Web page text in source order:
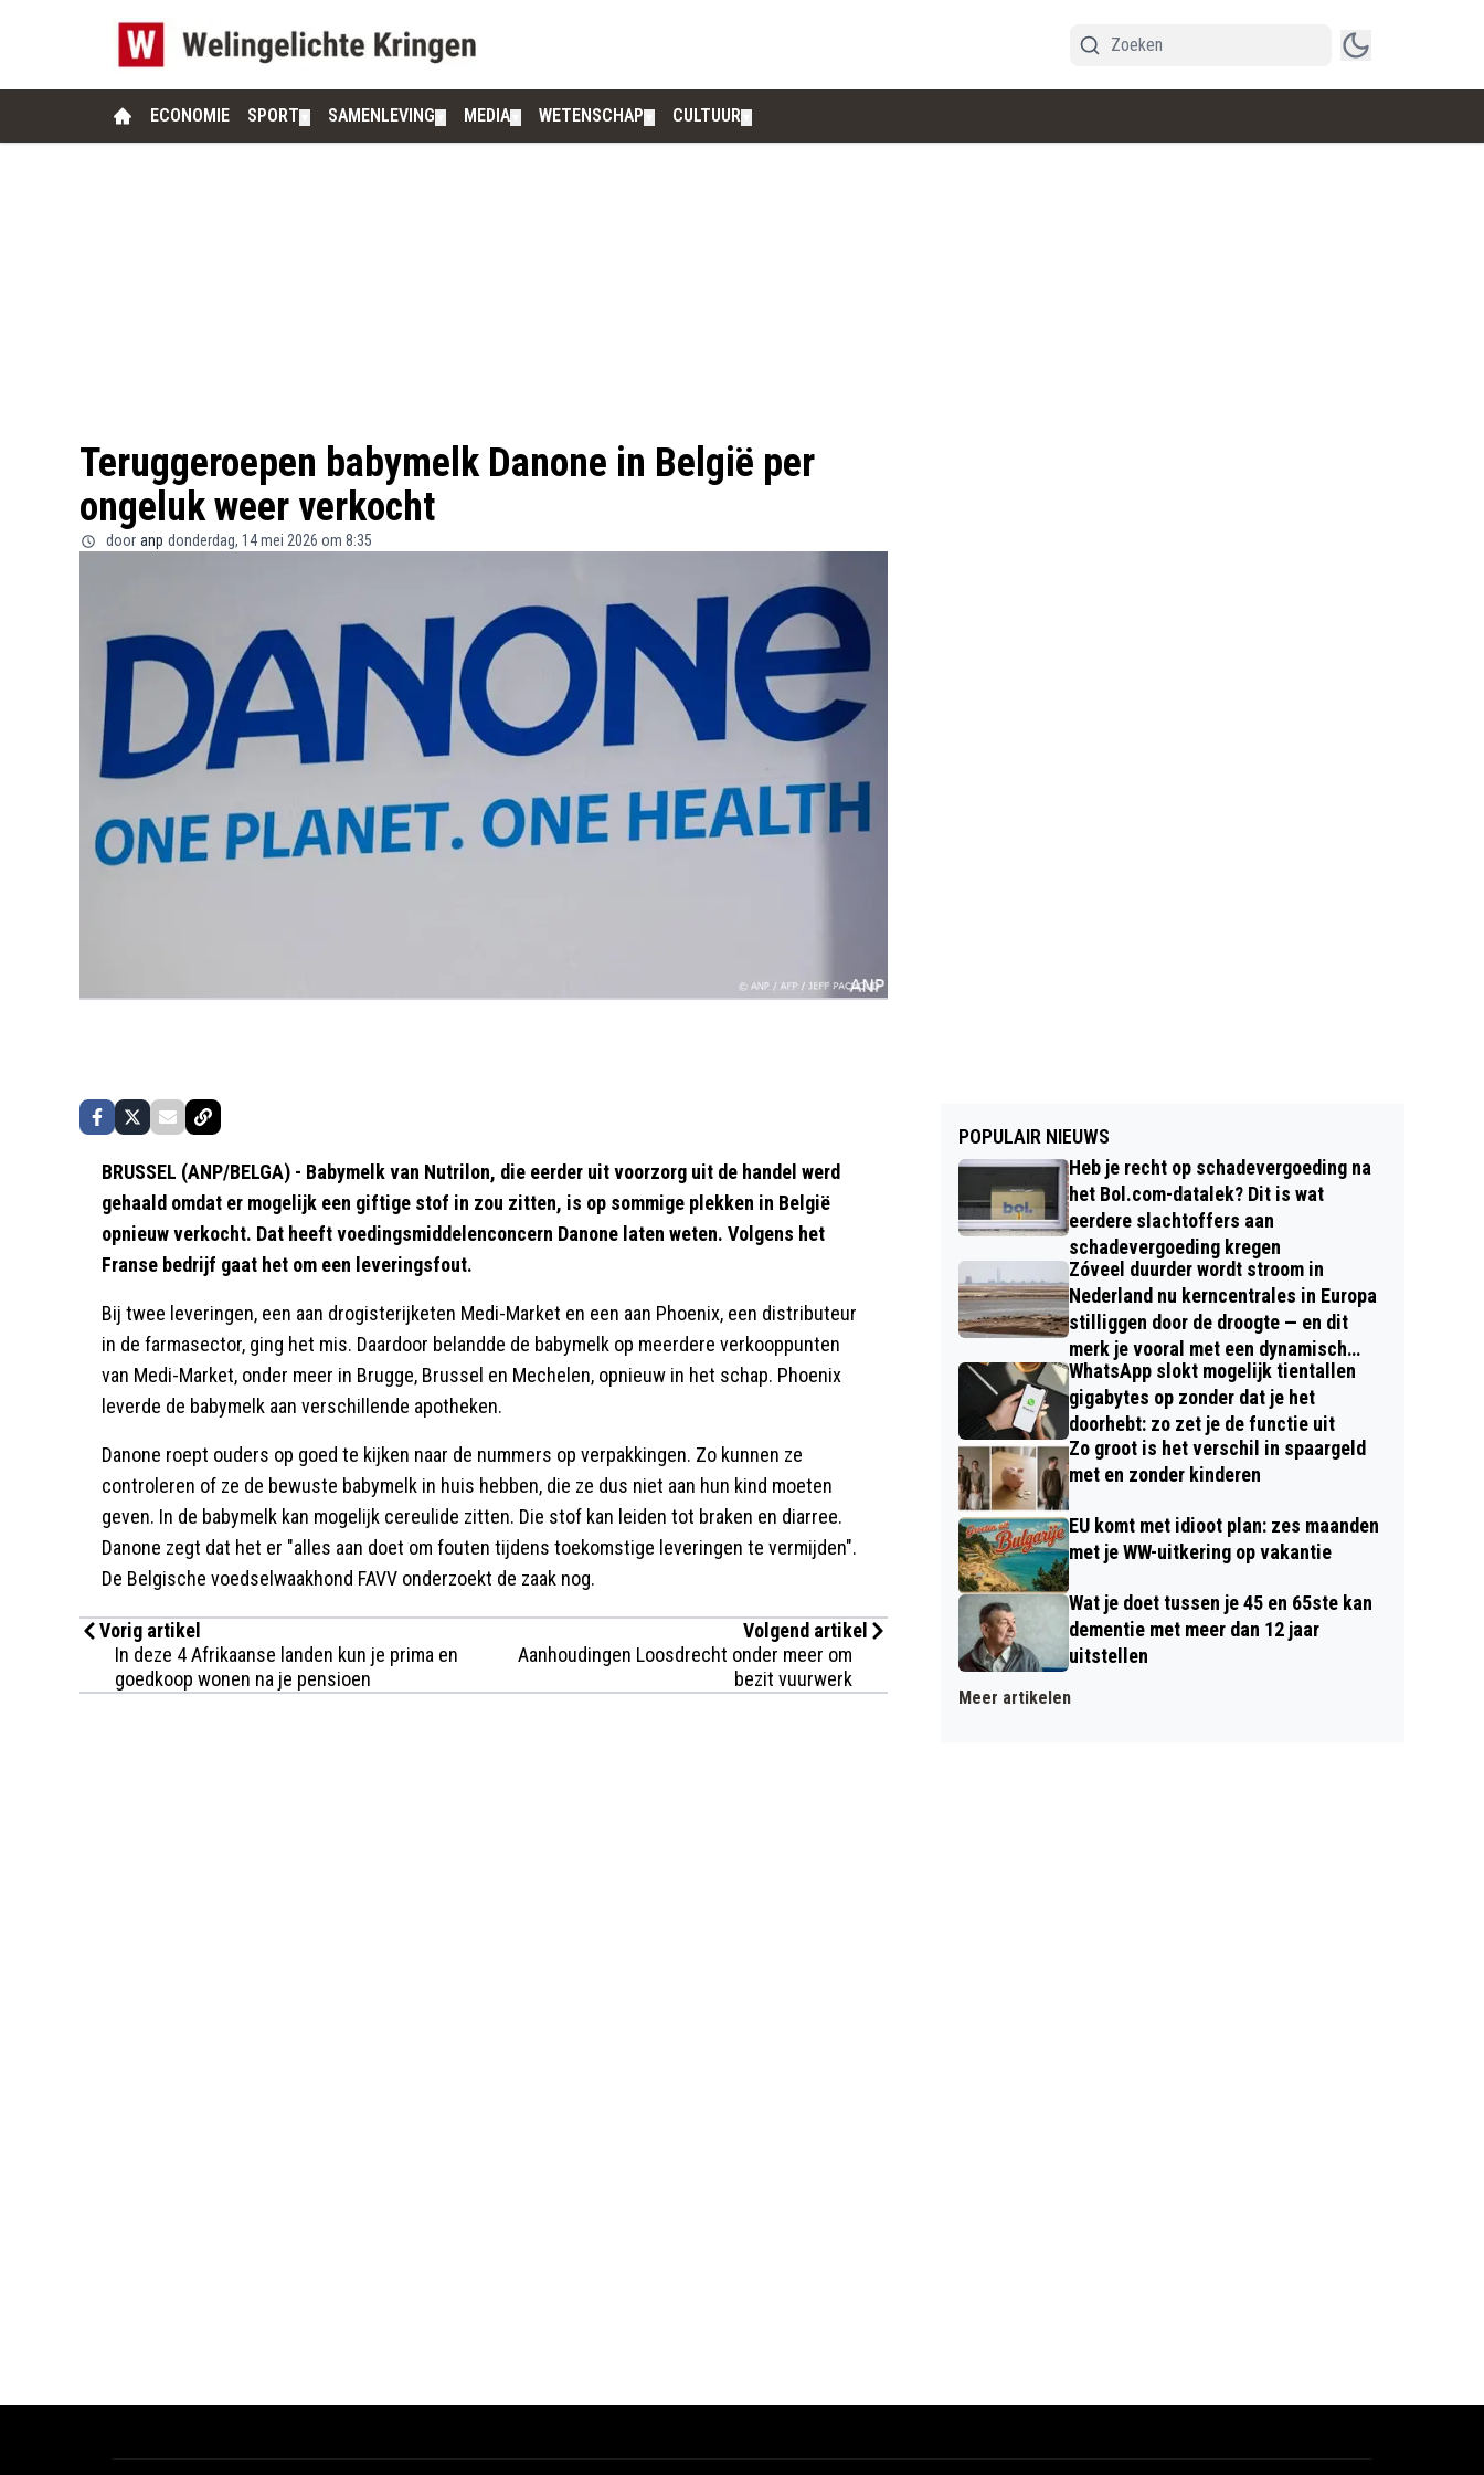
ECONOMIE SPORT SAMENLEVING MEDIA WETENSCHAP CULTUUR
Teruggeroepen babymelk Danone in België per
ongeluk weer verkocht
door anp donderdag, 14 mei 2026 om 8:35
BRUSSEL (ANP/BELGA) - Babymelk van Nutrilon, die eerder uit voorzorg uit de handel werd
gehaald omdat er mogelijk een giftige stof in zou zitten, is op sommige plekken in België
opnieuw verkocht. Dat heeft voedingsmiddelenconcern Danone laten weten. Volgens het
Franse bedrijf gaat het om een leveringsfout.
Bij twee leveringen, een aan drogisterijketen Medi-Market en een aan Phoenix, een distributeur
in de farmasector, ging het mis. Daardoor belandde de babymelk op meerdere verkooppunten
van Medi-Market, onder meer in Brugge, Brussel en Mechelen, opnieuw in het schap. Phoenix
leverde de babymelk aan verschillende apotheken.
Danone roept ouders op goed te kijken naar de nummers op verpakkingen. Zo kunnen ze
controleren of ze de bewuste babymelk in huis hebben, die ze dus niet aan hun kind moeten
geven. In de babymelk kan mogelijk cereulide zitten. Die stof kan leiden tot braken en diarree.
Danone zegt dat het er "alles aan doet om fouten tijdens toekomstige leveringen te vermijden".
De Belgische voedselwaakhond FAVV onderzoekt de zaak nog.
Vorig artikel
In deze 4 Afrikaanse landen kun je prima en
goedkoop wonen na je pensioen
Volgend artikel
Aanhoudingen Loosdrecht onder meer om
bezit vuurwerk
POPULAIR NIEUWS
Heb je recht op schadevergoeding na
het Bol.com-datalek? Dit is wat
eerdere slachtoffers aan
schadevergoeding kregen
Zóveel duurder wordt stroom in
Nederland nu kerncentrales in Europa
stilliggen door de droogte — en dit
merk je vooral met een dynamisch
contract
WhatsApp slokt mogelijk tientallen
gigabytes op zonder dat je het
doorhebt: zo zet je de functie uit
Zo groot is het verschil in spaargeld
met en zonder kinderen
EU komt met idioot plan: zes maanden
met je WW-uitkering op vakantie
Wat je doet tussen je 45 en 65ste kan
dementie met meer dan 12 jaar
uitstellen
Meer artikelen